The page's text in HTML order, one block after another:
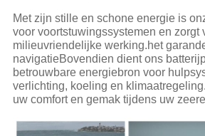
Met zijn stille en schone energie is
voor voortstuwingssystemen en zorgt
milieuvriendelijke werking.het
navigatieBovendien dient ons
betrouwbare energiebron voor
verlichting, koeling en
uw comfort en gemak tijdens uw